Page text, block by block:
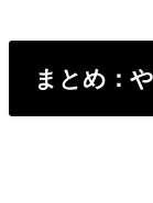
まとめ：